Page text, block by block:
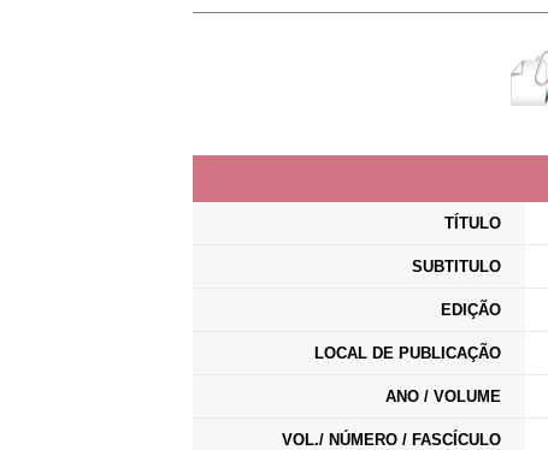
TÍTULO
SUBTITULO
EDIÇÃO
LOCAL DE PUBLICAÇÃO
ANO / VOLUME
VOL./ NÚMERO / FASCÍCULO